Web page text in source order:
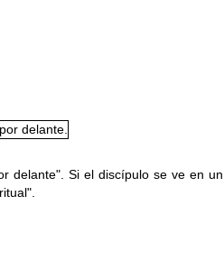
delante". ​ Si el discípulo se ve en un